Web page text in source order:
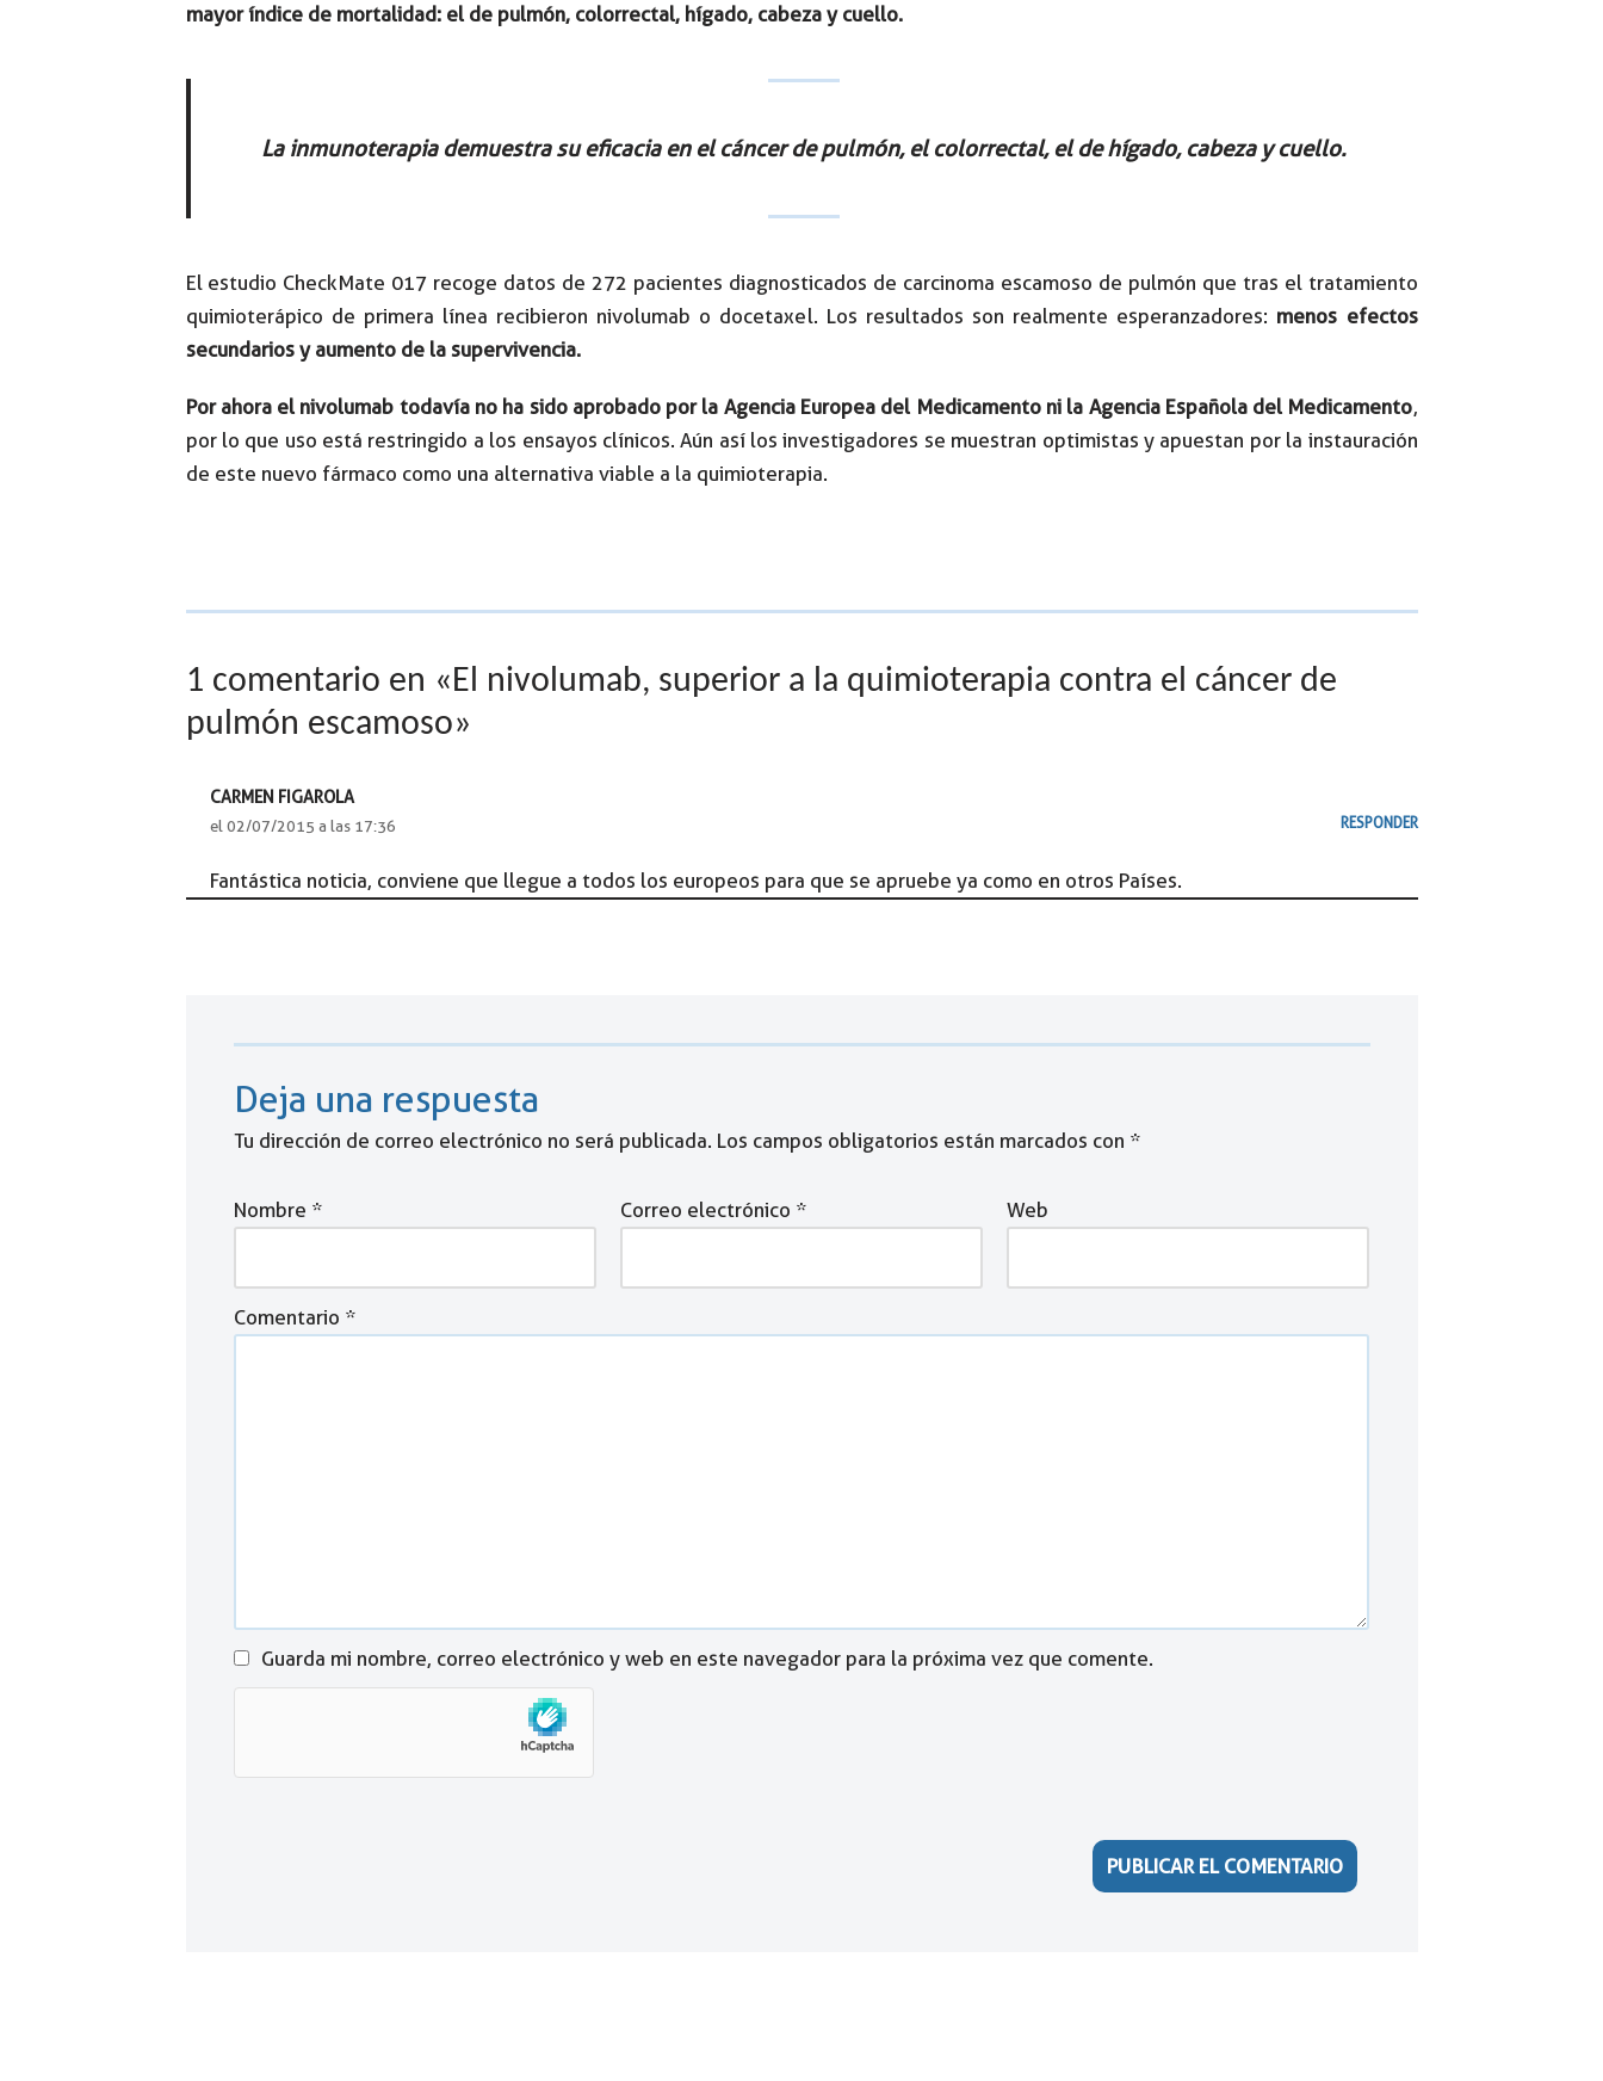
mayor índice de mortalidad: el de pulmón, colorrectal, hígado, cabeza y cuello.
La inmunoterapia demuestra su eficacia en el cáncer de pulmón, el colorrectal, el de hígado, cabeza y cuello.
El estudio CheckMate 017 recoge datos de 272 pacientes diagnosticados de carcinoma escamoso de pulmón que tras el tratamiento
quimioterápico de primera línea recibieron nivolumab o docetaxel. Los resultados son realmente esperanzadores: menos efectos
secundarios y aumento de la supervivencia.
Por ahora el nivolumab todavía no ha sido aprobado por la Agencia Europea del Medicamento ni la Agencia Española del Medicamento,
por lo que uso está restringido a los ensayos clínicos. Aún así los investigadores se muestran optimistas y apuestan por la instauración
de este nuevo fármaco como una alternativa viable a la quimioterapia.
1 comentario en «El nivolumab, superior a la quimioterapia contra el cáncer de
pulmón escamoso»
CARMEN FIGAROLA
el 02/07/2015 a las 17:36 RESPONDER
Fantástica noticia, conviene que llegue a todos los europeos para que se apruebe ya como en otros Países.
Deja una respuesta
Tu dirección de correo electrónico no será publicada. Los campos obligatorios están marcados con *
Nombre * Correo electrónico * Web
Comentario *
Guarda mi nombre, correo electrónico y web en este navegador para la próxima vez que comente.